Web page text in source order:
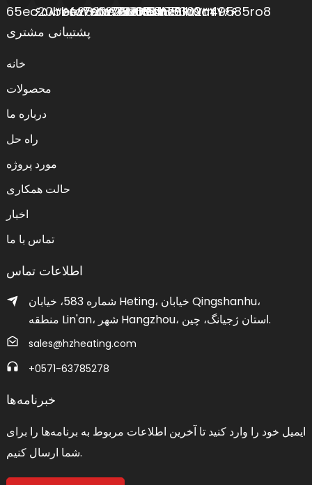
پشتیبانی مشتری
خانه
محصولات
درباره ما
راه حل
مورد پروژه
حالت همکاری
اخبار
تماس با ما
اطلاعات تماس
شماره 583، خیابان Heting، خیابان Qingshanhu،
منطقه Lin'an، شهر Hangzhou، استان ژجیانگ، چین.
sales@hzheating.com
‎+0571-63785278‎
خبرنامه‌ها
ایمیل خود را وارد کنید تا آخرین اطلاعات مربوط به برنامه‌ها را برای
شما ارسال کنیم.